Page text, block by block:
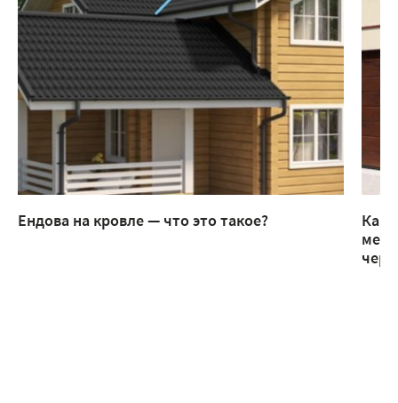
Ендова на кровле — что это такое?
Как